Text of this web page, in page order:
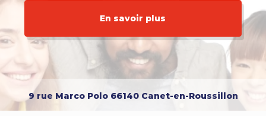
En savoir plus
9 rue Marco Polo 66140 Canet-en-Roussillon